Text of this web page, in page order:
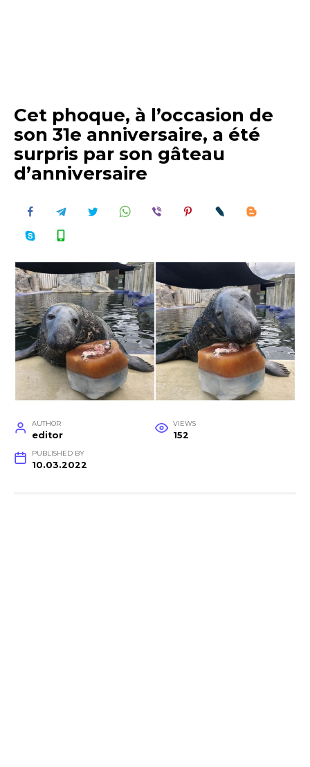
Cet phoque, à l’occasion de
son 31e anniversaire, a été
surpris par son gâteau
d’anniversaire
AUTHOR
editor
VIEWS
152
PUBLISHED BY
10.03.2022